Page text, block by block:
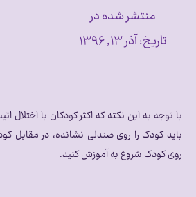
منتشر شده در
تاریخ:آذر ۱۳, ۱۳۹۶
با توجه به این نکته که اکثر کودکان با
باید کودک را روی صندلی نشانده، در مقابل
روی کودک شروع به آموزش کنید.